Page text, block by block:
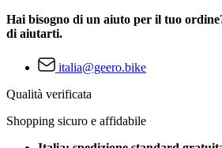
Hai bisogno di un aiuto per il tuo
di aiutarti.
italia@geero.bike
Qualità verificata
Shopping sicuro e affidabile